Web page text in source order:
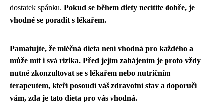
dostatek spánku. Pokud se během diety necítíte dobře, je
vhodné se poradit s lékařem.
Pamatujte, že mléčná dieta není vhodná pro každého a
může mít i svá rizika. Před jejím zahájením je proto vždy
nutné zkonzultovat se s lékařem nebo nutričním
terapeutem, kteří posoudí váš zdravotní stav a doporučí
vám, zda je tato dieta pro vás vhodná.